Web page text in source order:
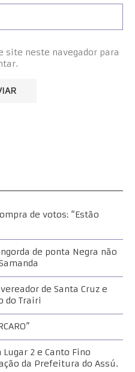
site neste navegador para
de votos: “Estão
de ponta Negra não
de Santa Cruz e
do Trairi
2 e Canto Fino
da Prefeitura do Assú.